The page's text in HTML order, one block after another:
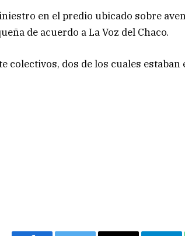
en el predio ubicado sobre
de acuerdo a La Voz del Chaco.
colectivos, dos de los cuales estaban